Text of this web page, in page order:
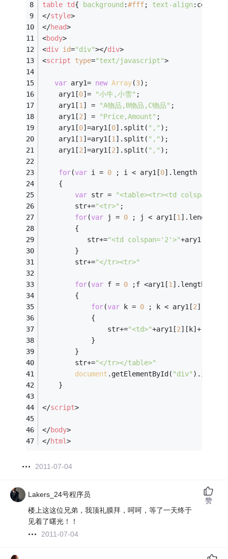
table td{ background :#fff; text-align:center}
</style>
</head>
<body>
<div id="div"></div>
<script type="text/javascript">
var ary1= new Array(3);
    ary1[
0]= "小牛,小雪" ;
    ary1[
1] = "A物品,B物品,C物品" ;
    ary1[
2] = "Price,Amount" ;
    ary1[
0]=ary1[0].split( "," );
    ary1[
1]=ary1[1].split( "," );
    ary1[
2]=ary1[2].split( "," );
for(var i = 0 ; i < ary1[0].length ; i
    {
var str =
"<table><tr><td
        str+=
"<tr>" ;
for(var j = 0 ; j < ary1[1].length ;
        {
           str+=
"<td colspan='2'>"+ary1[
        }
        str+=
"</tr><tr>"
for(var f = 0 ;f <ary1[1].length ; f
        {
for(var k = 0 ; k < ary1[2
            {
                str+=
"<td>"+ary1[2][k]+
            }
        }
        str+=
"</tr></table>"
document .getElementById( "div"
    }
</script>
</body>
</html>
2011-07-04
Lakers_24号程序员
楼上这这位兄弟，我顶礼膜拜，呵呵，等了一天终于
见着了曙光！！
2011-07-04
赞